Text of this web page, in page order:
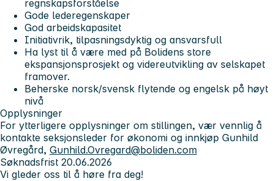
regnskapsforståelse
Gode lederegenskaper
God arbeidskapasitet
Initiativrik, tilpasningsdyktig og ansvarsfull
Ha lyst til å være med på Bolidens store
ekspansjonsprosjekt og videreutvikling av selskapet
framover.
Beherske norsk/svensk flytende og engelsk på høyt
nivå
Opplysninger
For ytterligere opplysninger om stillingen, vær vennlig å
kontakte seksjonsleder for økonomi og innkjøp Gunhild
Øvregård, Gunhild.Ovregard@boliden.com
Søknadsfrist 20.06.2026
Vi gleder oss til å høre fra deg!